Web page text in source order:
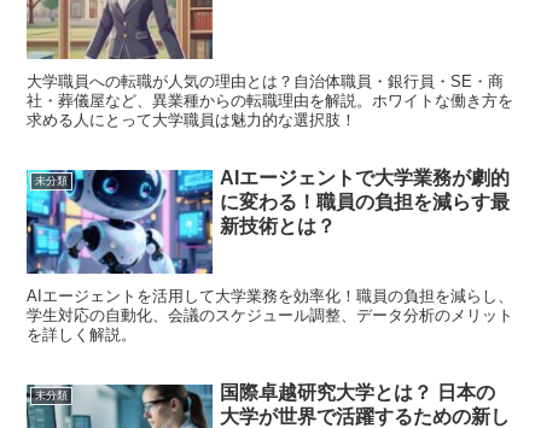
大学職員への転職が人気の理由とは？自治体職員・銀行員・SE・商
社・葬儀屋など、異業種からの転職理由を解説。ホワイトな働き方を
求める人にとって大学職員は魅力的な選択肢！
未分類
AIエージェントで大学業務が劇的
に変わる！職員の負担を減らす最
新技術とは？
AIエージェントを活用して大学業務を効率化！職員の負担を減らし、
学生対応の自動化、会議のスケジュール調整、データ分析のメリット
を詳しく解説。
未分類
国際卓越研究大学とは？ 日本の
大学が世界で活躍するための新し